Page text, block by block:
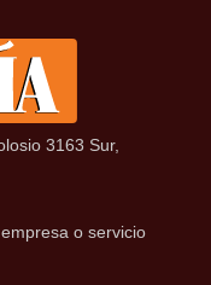
3163 Sur,
o servicio